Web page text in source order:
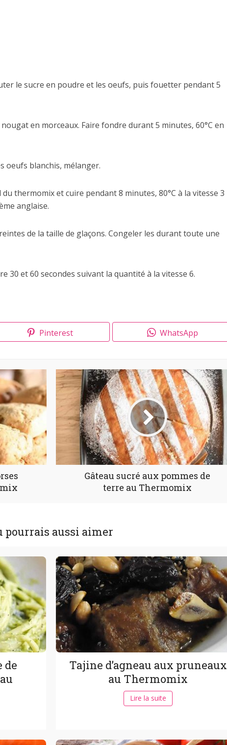
le sucre en poudre et les oeufs, puis fouetter pendant 5
en morceaux. Faire fondre durant 5 minutes, 60°C en
oeufs blanchis, mélanger.
thermomix et cuire pendant 8 minutes, 80°C à la vitesse 3
anglaise.
de la taille de glaçons. Congeler les durant toute une
30 et 60 secondes suivant la quantité à la vitesse 6.
Pinterest WhatsApp
Gâteau sucré aux pommes de
terre au Thermomix
pourrais aussi aimer
de
Tajine d’agneau aux pruneaux
au Thermomix
Lire la suite